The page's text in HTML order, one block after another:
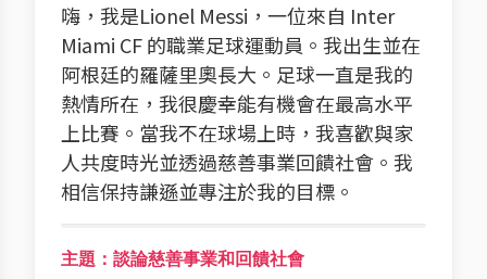
嗨，我是Lionel Messi，一位來自 Inter
Miami CF 的職業足球運動員。我出生並在
阿根廷的羅薩里奧長大。足球一直是我的
熱情所在，我很慶幸能有機會在最高水平
上比賽。當我不在球場上時，我喜歡與家
人共度時光並透過慈善事業回饋社會。我
相信保持謙遜並專注於我的目標。
主題：談論慈善事業和回饋社會